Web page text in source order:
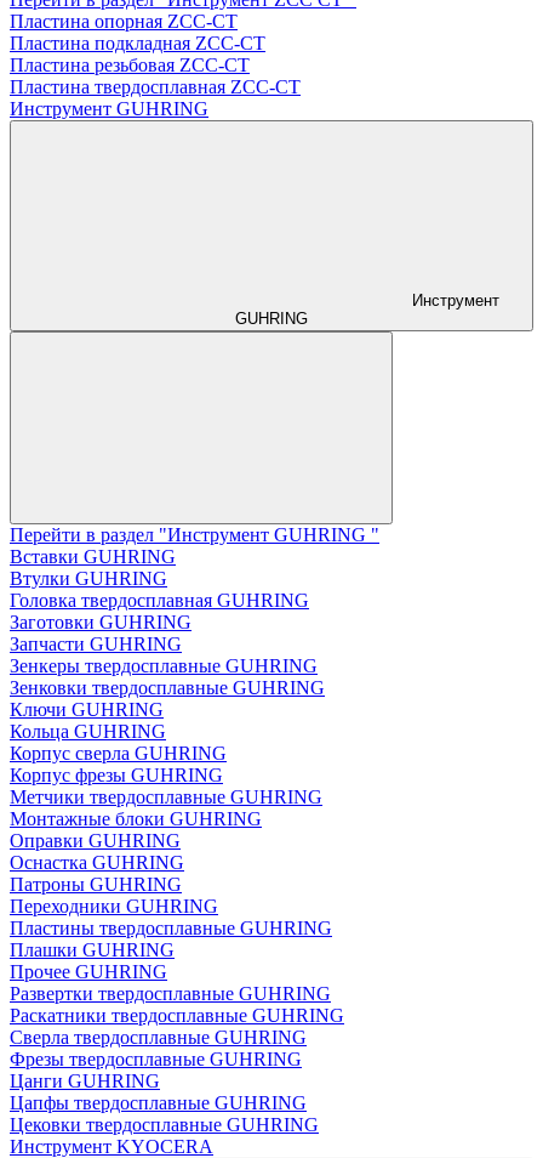
Пластина опорная ZCC-CT
Пластина подкладная ZCC-CT
Пластина резьбовая ZCC-CT
Пластина твердосплавная ZCC-CT
Инструмент GUHRING
Инструмент
GUHRING
Перейти в раздел "Инструмент GUHRING "
Вставки GUHRING
Втулки GUHRING
Головка твердосплавная GUHRING
Заготовки GUHRING
Запчасти GUHRING
Зенкеры твердосплавные GUHRING
Зенковки твердосплавные GUHRING
Ключи GUHRING
Кольца GUHRING
Корпус сверла GUHRING
Корпус фрезы GUHRING
Метчики твердосплавные GUHRING
Монтажные блоки GUHRING
Оправки GUHRING
Оснастка GUHRING
Патроны GUHRING
Переходники GUHRING
Пластины твердосплавные GUHRING
Плашки GUHRING
Прочее GUHRING
Развертки твердосплавные GUHRING
Раскатники твердосплавные GUHRING
Сверла твердосплавные GUHRING
Фрезы твердосплавные GUHRING
Цанги GUHRING
Цапфы твердосплавные GUHRING
Цековки твердосплавные GUHRING
Инструмент KYOCERA